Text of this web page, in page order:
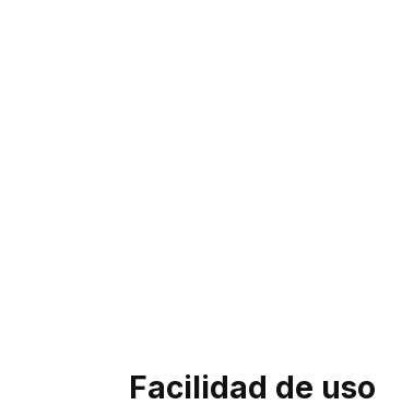
Facilidad de uso